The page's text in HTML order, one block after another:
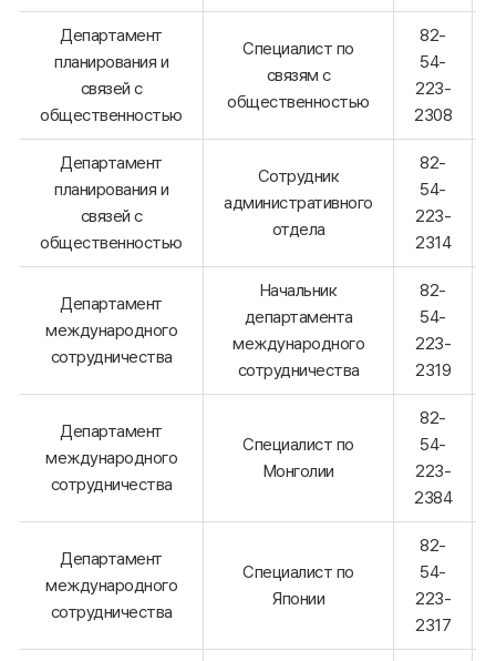
Департамент
планирования и
связей с
общественностью
Специалист по
связям с
общественностью
82-
54-
223-
2308
Департамент
планирования и
связей с
общественностью
Сотрудник
административного
отдела
82-
54-
223-
2314
Департамент
международного
сотрудничества
Начальник
департамента
международного
сотрудничества
82-
54-
223-
2319
Департамент
международного
сотрудничества
Специалист по
Монголии
82-
54-
223-
2384
Департамент
международного
сотрудничества
Специалист по
Японии
82-
54-
223-
2317